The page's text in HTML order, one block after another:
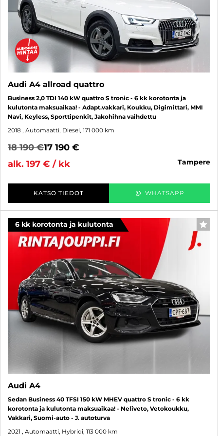
Audi A4 allroad quattro
Business 2,0 TDI 140 kW quattro S tronic - 6 kk korotonta ja
kulutonta maksuaikaa! - Adapt.vakkari, Koukku, Digimittari, MMI
Navi, Keyless, Sporttipenkit, Jakohihna vaihdettu
2018 , Automaatti, Diesel, 171 000 km
18 190 €17 190 €
alk. 197 € / kk
tampere
KATSO TIEDOT WHATSAPP
6 kk korotonta ja kulutonta
Audi A4
Sedan Business 40 TFSI 150 kW MHEV quattro S tronic - 6 kk
korotonta ja kulutonta maksuaikaa! - Neliveto, Vetokoukku,
Vakkari, Suomi-auto - J. autoturva
2021 , Automaatti, Hybridi, 113 000 km